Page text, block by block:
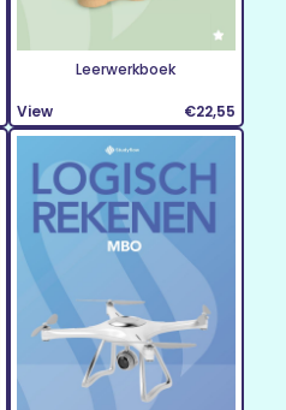
Leerwerkboek
View €22,55